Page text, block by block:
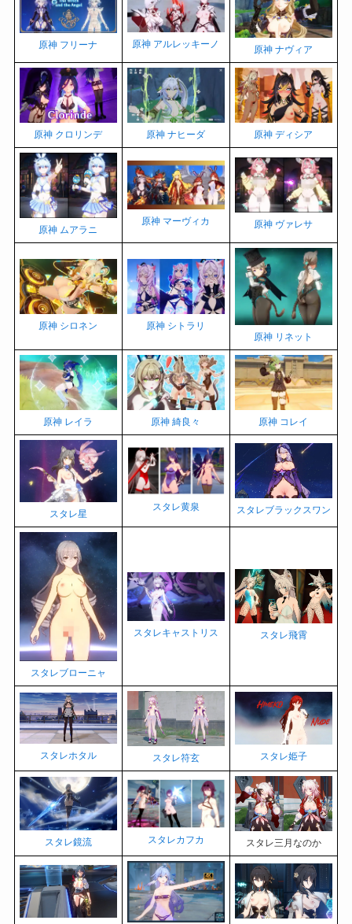
原神 フリーナ 原神 アルレッキーノ 原神 ナヴィア
原神 クロリンデ 原神 ナヒーダ 原神 ディシア
原神 ムアラニ
原神 マーヴィカ 原神 ヴァレサ
原神 シロネン
原神 シトラリ
原神 リネット
原神 レイラ 原神 綺良々 原神 コレイ
スタレ星
スタレ黄泉 スタレブラックスワン
スタレブローニャ
スタレキャストリス スタレ飛霄
スタレホタル スタレ符玄 スタレ姫子
スタレ鏡流 スタレカフカ スタレ三月なのか